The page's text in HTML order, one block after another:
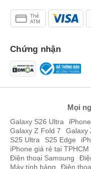
Honor 400 5G
Honor 400 5G 512GB có
Hiệu năng ổn, khả năng
Honor 400 5G 512GB
tiến trình 4nm. Trong đó
2.2. Thông số này có thể
hiện tại.
Chứng nhận
Mọi
Galaxy S26 Ultra
Galaxy Z Fold 7
Galaxy
S25 Ultra
S25 Edge
iPhone giá rẻ tại TPHCM
Điện thoại Samsung
Máy tính bảng
Điện